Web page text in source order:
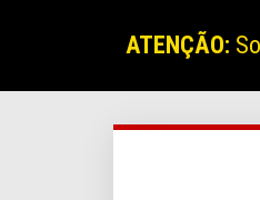
ATENÇÃO: